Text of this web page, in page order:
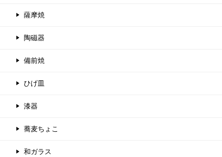
薩摩焼
陶磁器
備前焼
ひげ皿
漆器
蕎麦ちょこ
和ガラス